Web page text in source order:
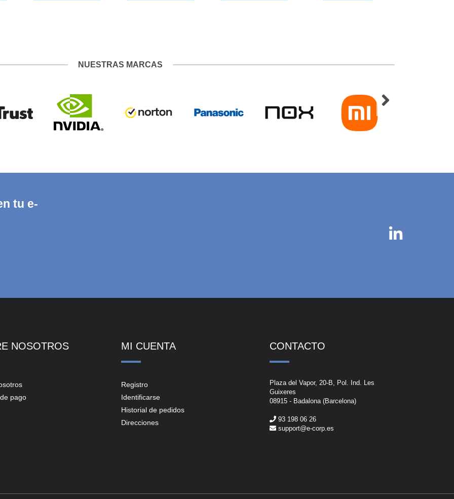
NUESTRAS MARCAS
tu e-
NOSOTROS
pago
MI CUENTA
Registro
Identificarse
Historial de pedidos
Direcciones
CONTACTO
Plaza del Vapor, 20-B, Pol. Ind. Les
Guixeres
08915 - Badalona (Barcelona)
93 198 06 26
support@e-corp.es